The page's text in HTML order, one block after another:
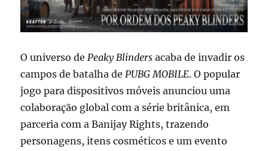
O universo dePeaky Blinders acaba de invadir os
campos de batalha dePUBG MOBILE. O popular
jogo para dispositivos móveis anunciou uma
colaboração global com a série britânica, em
parceria com a Banijay Rights, trazendo
personagens, itens cosméticos e um evento